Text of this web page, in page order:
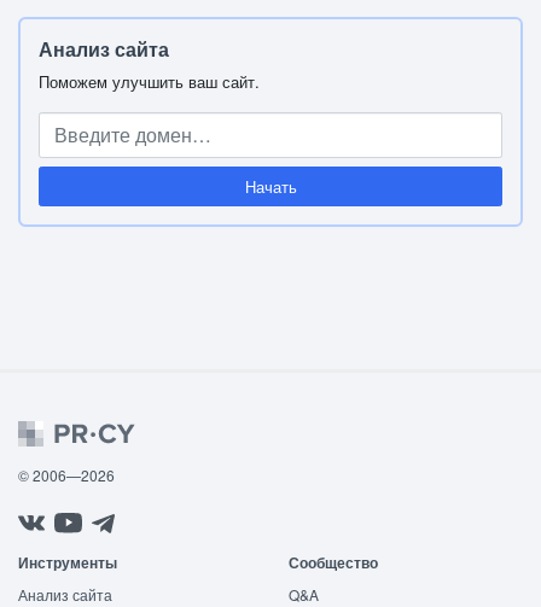
Анализ сайта
Поможем улучшить ваш сайт.
Начать
© 2006—2026
Инструменты
Анализ сайта
Сообщество
Q&A